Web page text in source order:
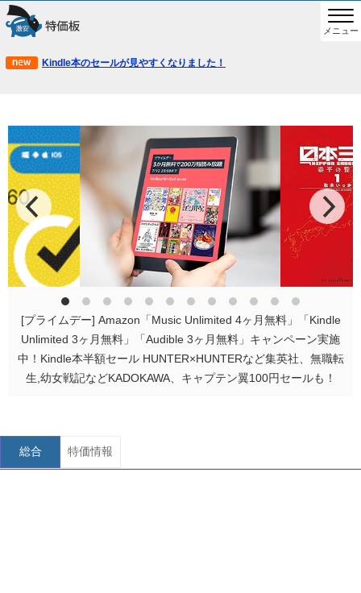
メニュー
Kindle本のセールが見やすくなりました！
[プライムデー] Amazon「Music Unlimited 4ヶ月無料」「Kindle
Unlimited 3ヶ月無料」「Audible 3ヶ月無料」キャンペーン実施
中！Kindle本半額セール HUNTER×HUNTERなど集英社、無職転
生,幼女戦記などKADOKAWA、キャプテン翼100円セールも！
総合 特価情報